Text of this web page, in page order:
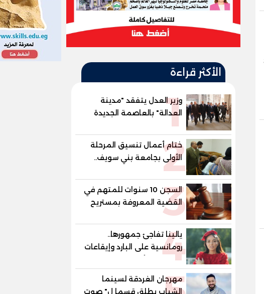
الأكثر قراءة
1
وزير العدل يتفقد "مدينة
العدالة" بالعاصمة الجديدة
وبرفقته رئيسا هيئة قضايا
2
ختام أعمال تنسيق المرحلة
الأولى بجامعة بني سويف..
1148 طالبًا وطالبة سجلوا
3
السجن 10 سنوات للمتهم في
القضية المعروفة بمستريح
البيض
4
يالينا تفاجئ جمهورها..
رومانسية على البارد وإيقاعات
ساخنة في أحدث كليباتها
مهرجان الغردقة لسينما
الشباب يطلق قسما ل" صوت